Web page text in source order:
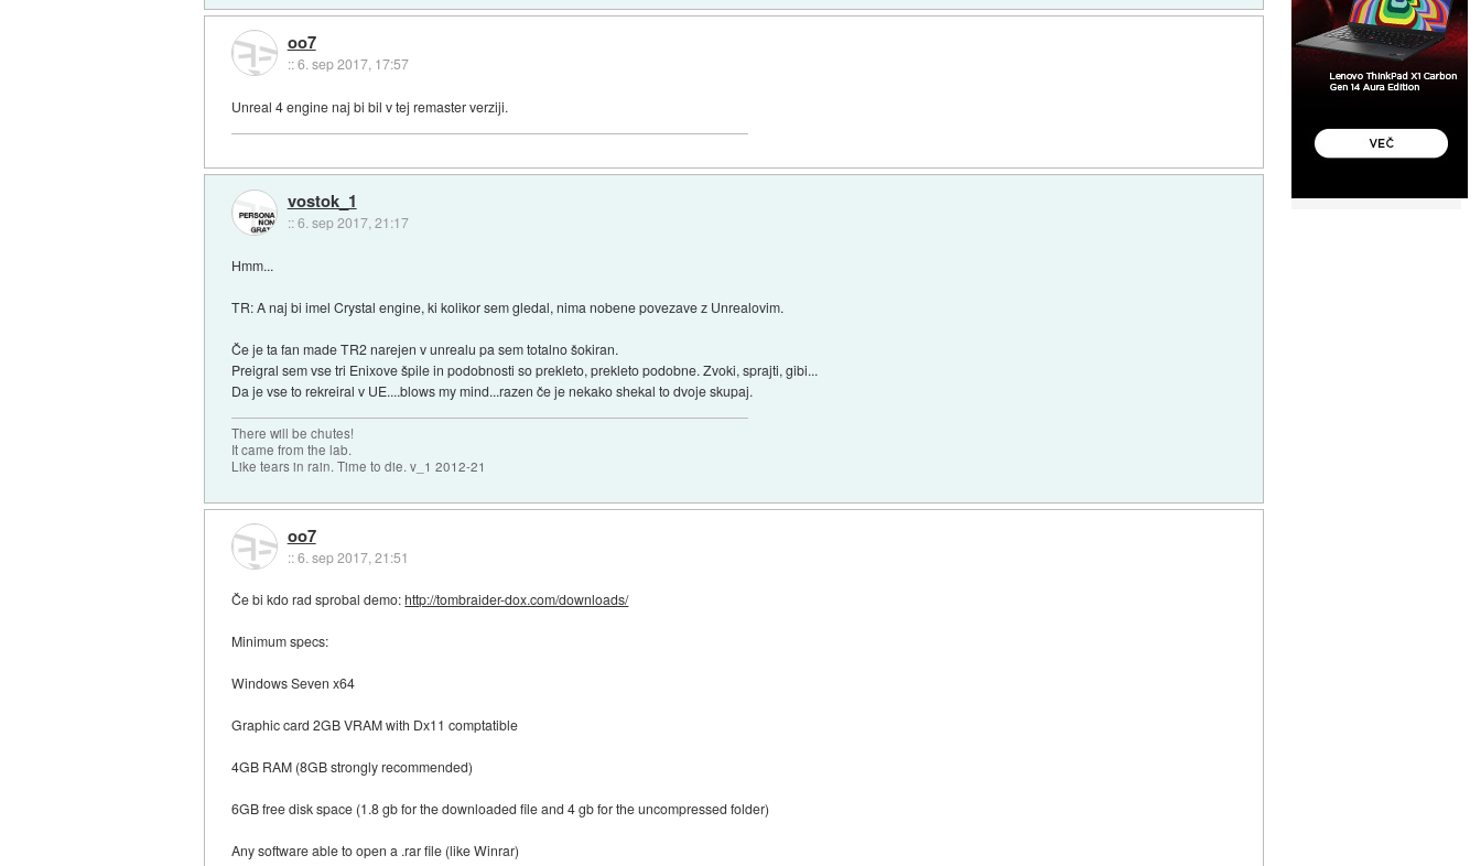
oo7
::6. sep 2017, 17:57
Unreal 4 engine naj bi bil v tej remaster verziji.
vostok_1
::6. sep 2017, 21:17
Hmm...
TR: A naj bi imel Crystal engine, ki kolikor sem gledal, nima nobene povezave z Unrealovim.
Če je ta fan made TR2 narejen v unrealu pa sem totalno šokiran.
Preigral sem vse tri Enixove špile in podobnosti so prekleto, prekleto podobne. Zvoki, sprajti, gibi...
Da je vse to rekreiral v UE....blows my mind...razen če je nekako shekal to dvoje skupaj.
There will be chutes!
It came from the lab.
Like tears in rain. Time to die. v_1 2012-21
oo7
::6. sep 2017, 21:51
Če bi kdo rad sprobal demo:http://tombraider-dox.com/downloads/
Minimum specs:
Windows Seven x64
Graphic card 2GB VRAM with Dx11 comptatible
4GB RAM (8GB strongly recommended)
6GB free disk space (1.8 gb for the downloaded file and 4 gb for the uncompressed folder)
Any software able to open a .rar file (like Winrar)